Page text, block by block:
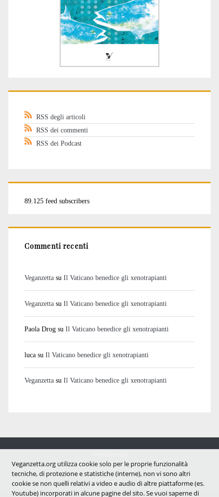
RSS degli articoli
RSS dei commenti
RSS dei Podcast
89.125 feed subscribers
Commenti recenti
Veganzettasu Il Vaticano benedice gli xenotrapianti
Veganzettasu Il Vaticano benedice gli xenotrapianti
Paola Drogsu Il Vaticano benedice gli xenotrapianti
lucasu Il Vaticano benedice gli xenotrapianti
Veganzettasu Il Vaticano benedice gli xenotrapianti
Notizie dal mondo vegan e antispecista
Veganzetta.org utilizza cookie solo per le proprie funzionalità
tecniche, di protezione e statistiche (interne), non vi sono altri
cookie se non quelli relativi a video e audio di altre piattaforme (es.
Youtube) incorporati in alcune pagine del sito. Se vuoi saperne di